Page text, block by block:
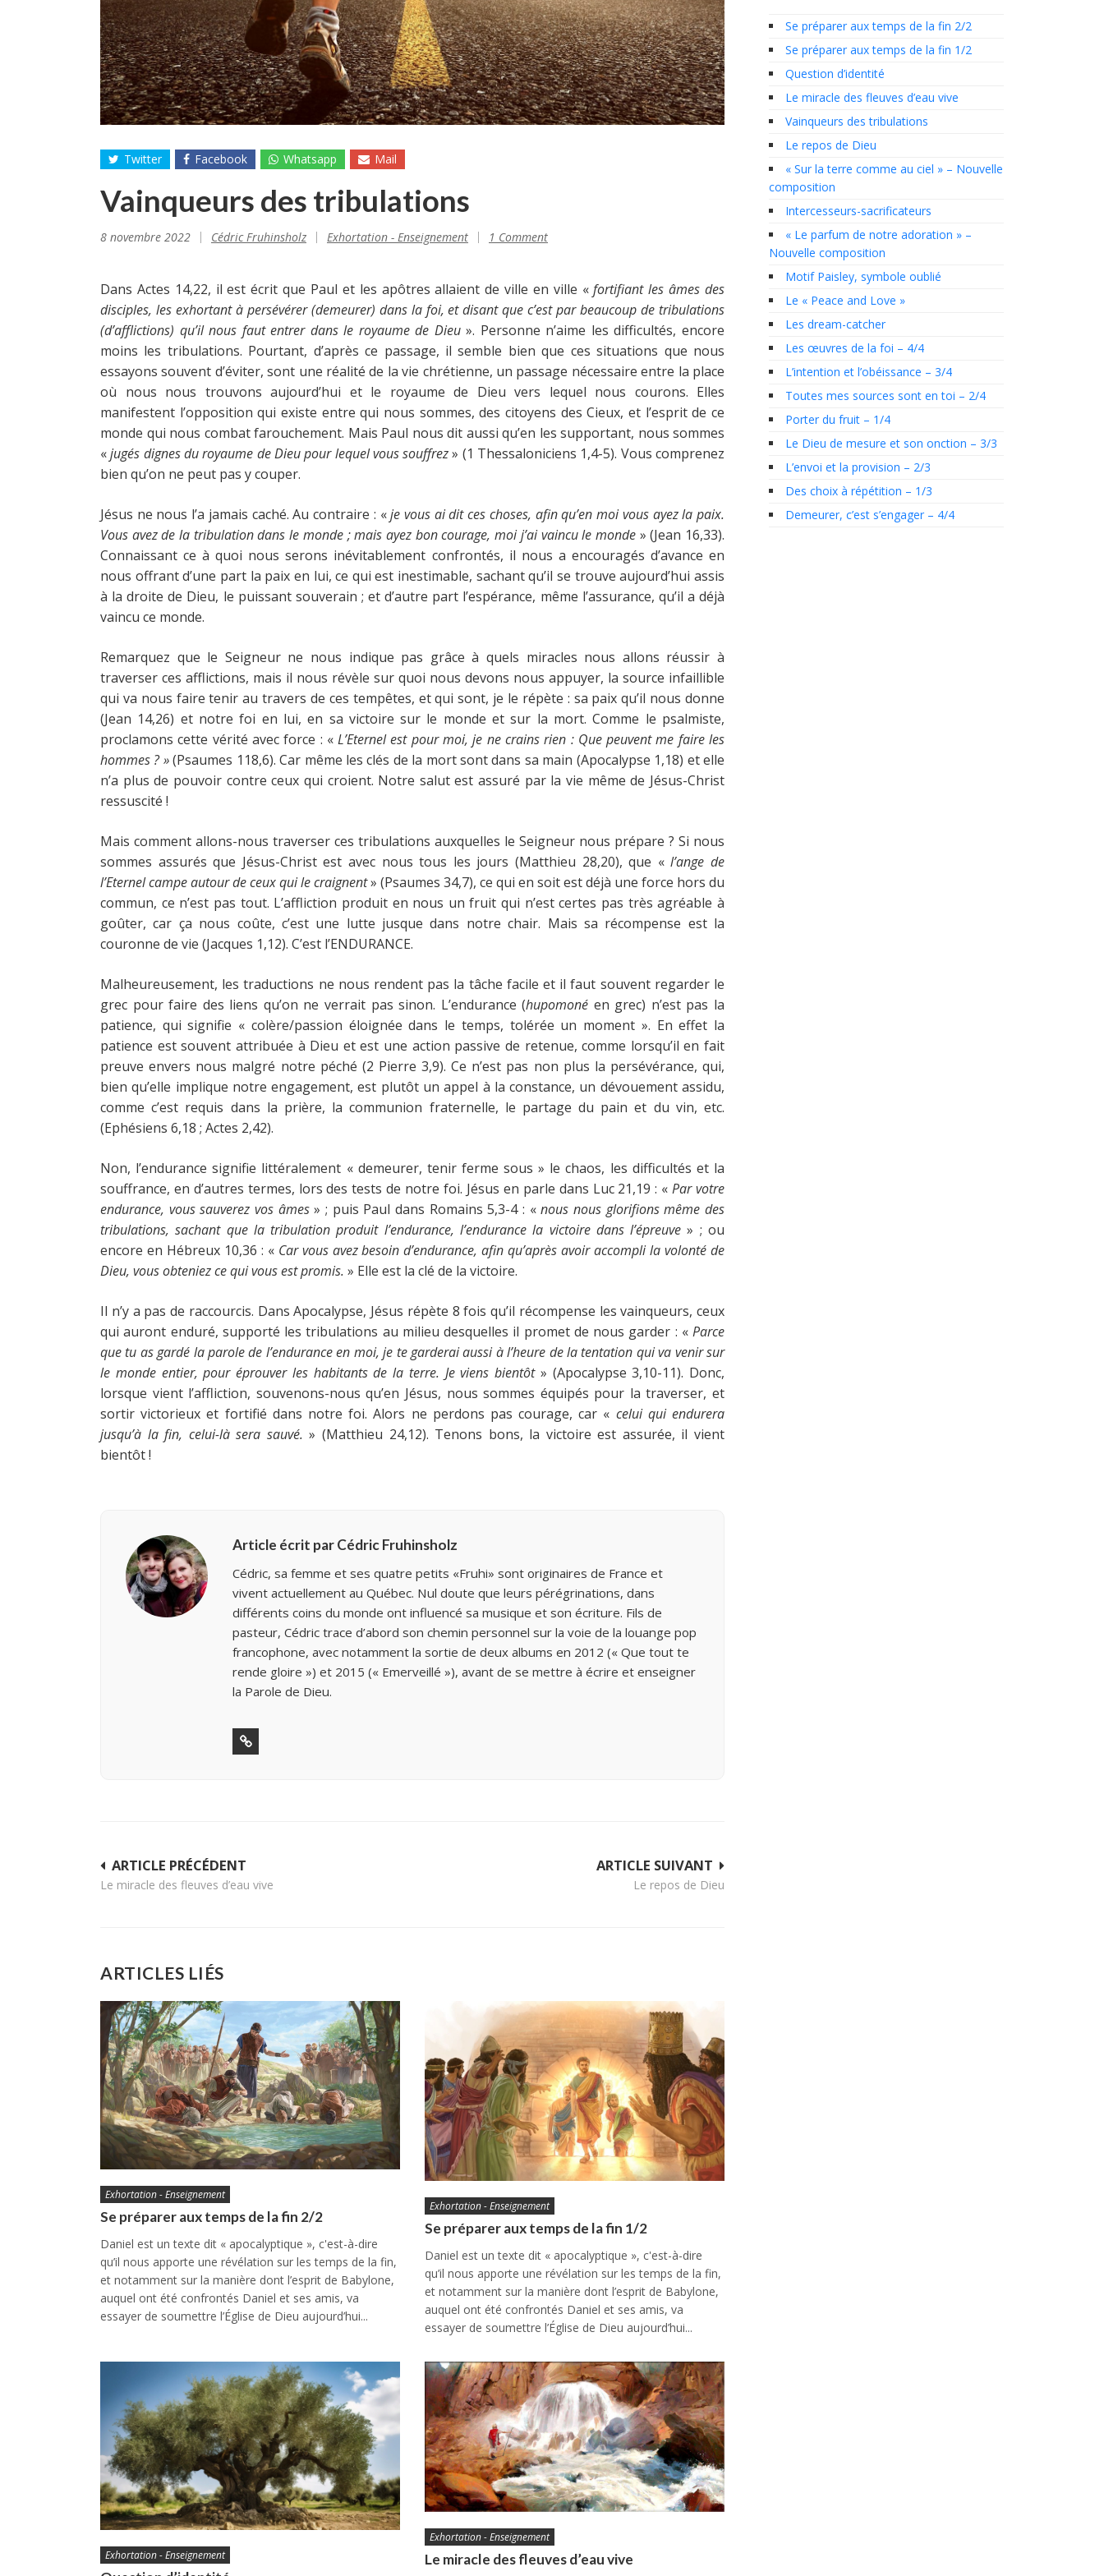
Twitter Facebook Whatsapp Mail
Vainqueurs des tribulations
8 novembre 2022 Cédric Fruhinsholz Exhortation - Enseignement 1 Comment
Dans Actes 14,22, il est écrit que Paul et les apôtres allaient de ville en ville «fortifiant les âmes des
disciples, les exhortant à persévérer (demeurer) dans la foi, et disant que c’est par beaucoup de tribulations
(d’afflictions) qu’il nous faut entrer dans le royaume de Dieu». Personne n’aime les difficultés, encore
moins les tribulations. Pourtant, d’après ce passage, il semble bien que ces situations que nous
essayons souvent d’éviter, sont une réalité de la vie chrétienne, un passage nécessaire entre la place
où nous nous trouvons aujourd’hui et le royaume de Dieu vers lequel nous courons. Elles
manifestent l’opposition qui existe entre qui nous sommes, des citoyens des Cieux, et l’esprit de ce
monde qui nous combat farouchement. Mais Paul nous dit aussi qu’en les supportant, nous sommes
«jugés dignes du royaume de Dieu pour lequel vous souffrez» (1 Thessaloniciens 1,4-5). Vous comprenez
bien qu’on ne peut pas y couper.
Jésus ne nous l’a jamais caché. Au contraire : «je vous ai dit ces choses, afin qu’en moi vous ayez la paix.
Vous avez de la tribulation dans le monde ; mais ayez bon courage, moi j’ai vaincu le monde» (Jean 16,33).
Connaissant ce à quoi nous serons inévitablement confrontés, il nous a encouragés d’avance en
nous offrant d’une part la paix en lui, ce qui est inestimable, sachant qu’il se trouve aujourd’hui assis
à la droite de Dieu, le puissant souverain ; et d’autre part l’espérance, même l’assurance, qu’il a déjà
vaincu ce monde.
Remarquez que le Seigneur ne nous indique pas grâce à quels miracles nous allons réussir à
traverser ces afflictions, mais il nous révèle sur quoi nous devons nous appuyer, la source infaillible
qui va nous faire tenir au travers de ces tempêtes, et qui sont, je le répète : sa paix qu’il nous donne
(Jean 14,26) et notre foi en lui, en sa victoire sur le monde et sur la mort. Comme le psalmiste,
proclamons cette vérité avec force : «L’Eternel est pour moi, je ne crains rien : Que peuvent me faire les
hommes ? »(Psaumes 118,6). Car même les clés de la mort sont dans sa main (Apocalypse 1,18) et elle
n’a plus de pouvoir contre ceux qui croient. Notre salut est assuré par la vie même de Jésus-Christ
ressuscité !
Mais comment allons-nous traverser ces tribulations auxquelles le Seigneur nous prépare ? Si nous
sommes assurés que Jésus-Christ est avec nous tous les jours (Matthieu 28,20), que «l’ange de
l’Eternel campe autour de ceux qui le craignent» (Psaumes 34,7), ce qui en soit est déjà une force hors du
commun, ce n’est pas tout. L’affliction produit en nous un fruit qui n’est certes pas très agréable à
goûter, car ça nous coûte, c’est une lutte jusque dans notre chair. Mais sa récompense est la
couronne de vie (Jacques 1,12). C’est l’ENDURANCE.
Malheureusement, les traductions ne nous rendent pas la tâche facile et il faut souvent regarder le
grec pour faire des liens qu’on ne verrait pas sinon. L’endurance (hupomoné en grec) n’est pas la
patience, qui signifie « colère/passion éloignée dans le temps, tolérée un moment ». En effet la
patience est souvent attribuée à Dieu et est une action passive de retenue, comme lorsqu’il en fait
preuve envers nous malgré notre péché (2 Pierre 3,9). Ce n’est pas non plus la persévérance, qui,
bien qu’elle implique notre engagement, est plutôt un appel à la constance, un dévouement assidu,
comme c’est requis dans la prière, la communion fraternelle, le partage du pain et du vin, etc.
(Ephésiens 6,18 ; Actes 2,42).
Non, l’endurance signifie littéralement « demeurer, tenir ferme sous » le chaos, les difficultés et la
souffrance, en d’autres termes, lors des tests de notre foi. Jésus en parle dans Luc 21,19 : «Par votre
endurance, vous sauverez vos âmes» ; puis Paul dans Romains 5,3-4 : «nous nous glorifions même des
tribulations, sachant que la tribulation produit l’endurance, l’endurance la victoire dans l’épreuve » ; ou
encore en Hébreux 10,36 : « Car vous avez besoin d’endurance, afin qu’après avoir accompli la volonté de
Dieu, vous obteniez ce qui vous est promis. » Elle est la clé de la victoire.
Il n’y a pas de raccourcis. Dans Apocalypse, Jésus répète 8 fois qu’il récompense les vainqueurs, ceux
qui auront enduré, supporté les tribulations au milieu desquelles il promet de nous garder : « Parce
que tu as gardé la parole de l’endurance en moi, je te garderai aussi à l’heure de la tentation qui va venir sur
le monde entier, pour éprouver les habitants de la terre. Je viens bientôt » (Apocalypse 3,10-11). Donc,
lorsque vient l’affliction, souvenons-nous qu’en Jésus, nous sommes équipés pour la traverser, et
sortir victorieux et fortifié dans notre foi. Alors ne perdons pas courage, car « celui qui endurera
jusqu’à la fin, celui-là sera sauvé. » (Matthieu 24,12). Tenons bons, la victoire est assurée, il vient
bientôt !
Article écrit par Cédric Fruhinsholz
Cédric, sa femme et ses quatre petits «Fruhi» sont originaires de France et
vivent actuellement au Québec. Nul doute que leurs pérégrinations, dans
différents coins du monde ont influencé sa musique et son écriture. Fils de
pasteur, Cédric trace d’abord son chemin personnel sur la voie de la louange pop
francophone, avec notamment la sortie de deux albums en 2012 (« Que tout te
rende gloire ») et 2015 (« Emerveillé »), avant de se mettre à écrire et enseigner
la Parole de Dieu.
Navigation
de
ARTICLE SUIVANT
Le repos de Dieu
ARTICLE PRÉCÉDENT
Le miracle des fleuves d’eau vive
ARTICLES LIÉS
Exhortation - Enseignement
Se préparer aux temps de la fin 2/2
Daniel est un texte dit « apocalyptique », c'est-à-dire
qu’il nous apporte une révélation sur les temps de la fin,
et notamment sur la manière dont l’esprit de Babylone,
auquel ont été confrontés Daniel et ses amis, va
essayer de soumettre l’Église de Dieu aujourd’hui...
Exhortation - Enseignement
Se préparer aux temps de la fin 1/2
Daniel est un texte dit « apocalyptique », c'est-à-dire
qu’il nous apporte une révélation sur les temps de la fin,
et notamment sur la manière dont l’esprit de Babylone,
auquel ont été confrontés Daniel et ses amis, va
essayer de soumettre l’Église de Dieu aujourd’hui...
Exhortation - Enseignement
Exhortation - Enseignement
Le miracle des fleuves d’eau vive
Se préparer aux temps de la fin 2/2
Se préparer aux temps de la fin 1/2
Question d’identité
Le miracle des fleuves d’eau vive
Vainqueurs des tribulations
Le repos de Dieu
« Sur la terre comme au ciel » – Nouvelle
composition
Intercesseurs-sacrificateurs
« Le parfum de notre adoration » –
Nouvelle composition
Motif Paisley, symbole oublié
Le « Peace and Love »
Les dream-catcher
Les œuvres de la foi – 4/4
L’intention et l’obéissance – 3/4
Toutes mes sources sont en toi – 2/4
Porter du fruit – 1/4
Le Dieu de mesure et son onction – 3/3
L’envoi et la provision – 2/3
Des choix à répétition – 1/3
Demeurer, c’est s’engager – 4/4